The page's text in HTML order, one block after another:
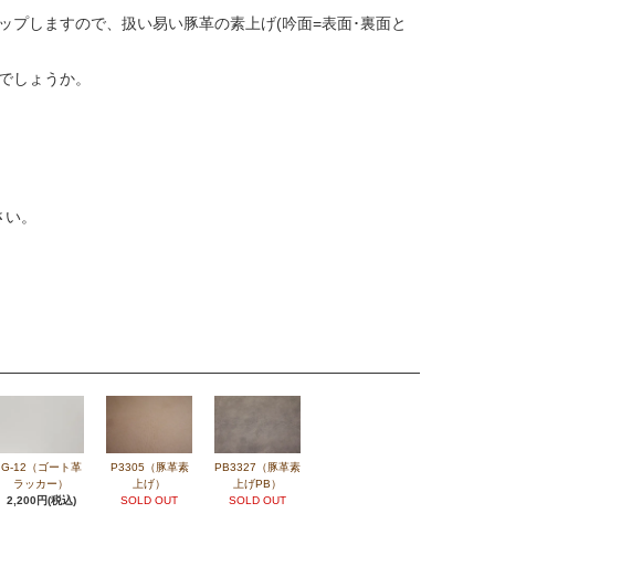
しますので、扱い易い豚革の素上げ(吟面=表面･裏面と
しょうか。
。
G-12（ゴート革
ラッカー）
2,200円(税込)
P3305（豚革素
上げ）
SOLD OUT
PB3327（豚革素
上げPB）
SOLD OUT